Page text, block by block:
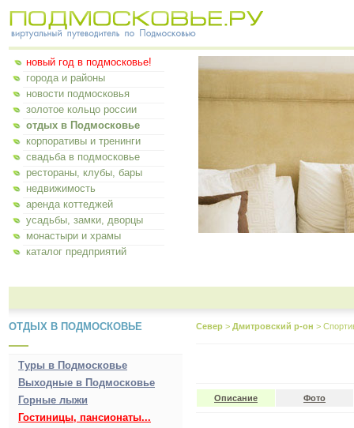
новый год в подмосковье!
города и районы
новости подмосковья
золотое кольцо россии
отдых в Подмосковье
корпоративы и тренинги
свадьба в подмосковье
рестораны, клубы, бары
недвижимость
аренда коттеджей
усадьбы, замки, дворцы
монастыри и храмы
каталог предприятий
ОТДЫХ В ПОДМОСКОВЬЕ
Туры в Подмосковье
Выходные в Подмосковье
Горные лыжи
Гостиницы, пансионаты...
Север > Дмитровский р-он >
Описание Фото